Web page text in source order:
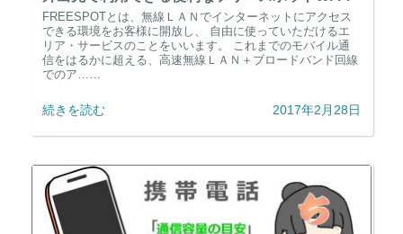
FREESPOTとは、無線ＬＡＮでインターネットにアクセス
できる環境をお客様に開放し、 自由に使っていただけるエ
リア・サービスのことをいいます。 これまでのモバイル通
信をはるかに超える、高速無線ＬＡＮ＋ブロードバンド回線
でのア……
続きを読む 2017年2月28日